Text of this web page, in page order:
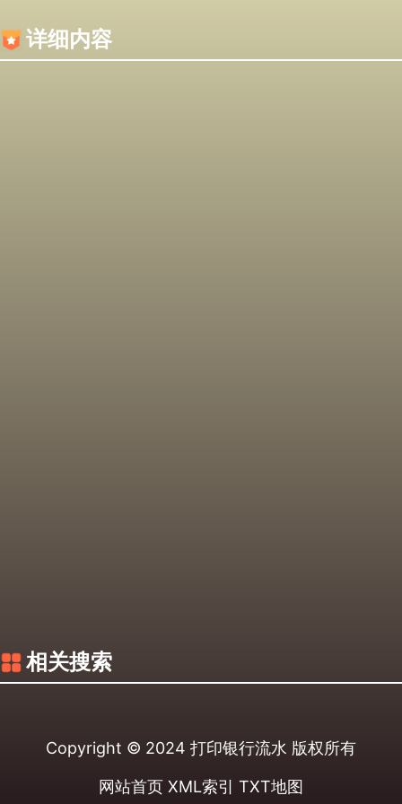
详细内容
相关搜索
Copyright © 2024 打印银行流水 版权所有
网站首页 XML索引 TXT地图